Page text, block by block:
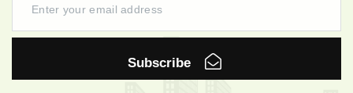
Subscribe